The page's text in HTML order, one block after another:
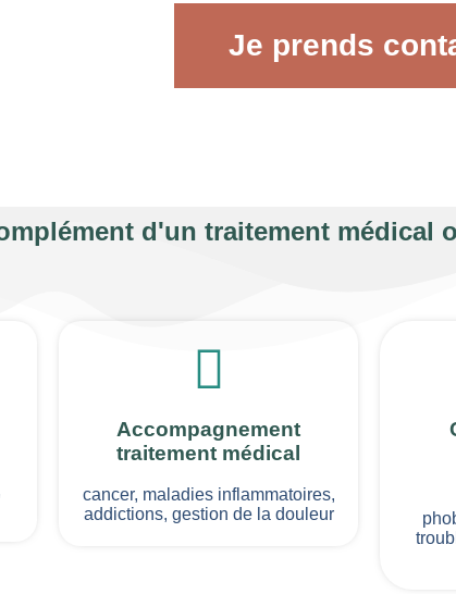
Je prends
d'un traitement médical
Accompagnement
traitement médical
cancer, maladies inflammatoires,
addictions, gestion de la douleur